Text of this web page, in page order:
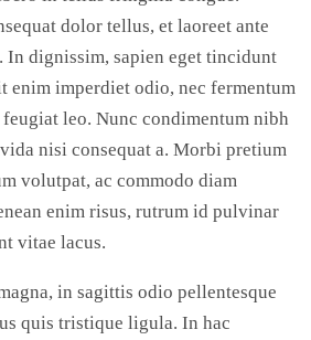
dolor tellus, et laoreet ante
In dignissim, sapien eget tincidunt
enim imperdiet odio, nec fermentum
leo. Nunc condimentum nibh
nisi consequat a. Morbi pretium
volutpat, ac commodo diam
enim risus, rutrum id pulvinar
vitae lacus.
in sagittis odio pellentesque
quis tristique ligula. In hac